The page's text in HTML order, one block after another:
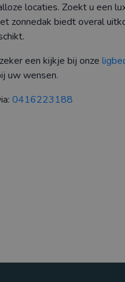
locaties. Zoekt u een
zonnedak biedt overal
een kijkje bij onze
uw wensen.
0416223188